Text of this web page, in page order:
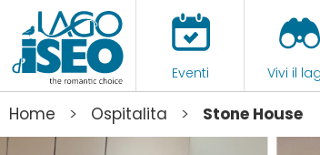
Eventi Vivi il
Home > Ospitalita > Stone House